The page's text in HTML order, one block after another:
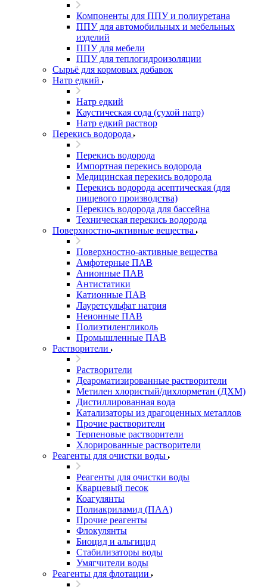
Компоненты для ППУ и полиуретана
ППУ для автомобильных и мебельных
изделий
ППУ для мебели
ППУ для теплогидроизоляции
Сырьё для кормовых добавок
Натр едкий
Натр едкий
Каустическая сода (сухой натр)
Натр едкий раствор
Перекись водорода
Перекись водорода
Импортная перекись водорода
Медицинская перекись водорода
Перекись водорода асептическая (для
пищевого производства)
Перекись водорода для бассейна
Техническая перекись водорода
Поверхностно-активные вещества
Поверхностно-активные вещества
Амфотерные ПАВ
Анионные ПАВ
Антистатики
Катионные ПАВ
Лауретсульфат натрия
Неионные ПАВ
Полиэтиленгликоль
Промышленные ПАВ
Растворители
Растворители
Деароматизированные растворители
Метилен хлористый/дихлорметан (ДХМ)
Дистиллированная вода
Катализаторы из драгоценных металлов
Прочие растворители
Терпеновые растворители
Хлорированные растворители
Реагенты для очистки воды
Реагенты для очистки воды
Кварцевый песок
Коагулянты
Полиакриламид (ПАА)
Прочие реагенты
Флокулянты
Биоцид и альгицид
Стабилизаторы воды
Умягчители воды
Реагенты для флотации